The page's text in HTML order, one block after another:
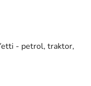
- petrol, traktor,